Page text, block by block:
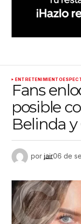
ENTRETENIMIENTO
Fans
posible
Belinda y
por jair06 de